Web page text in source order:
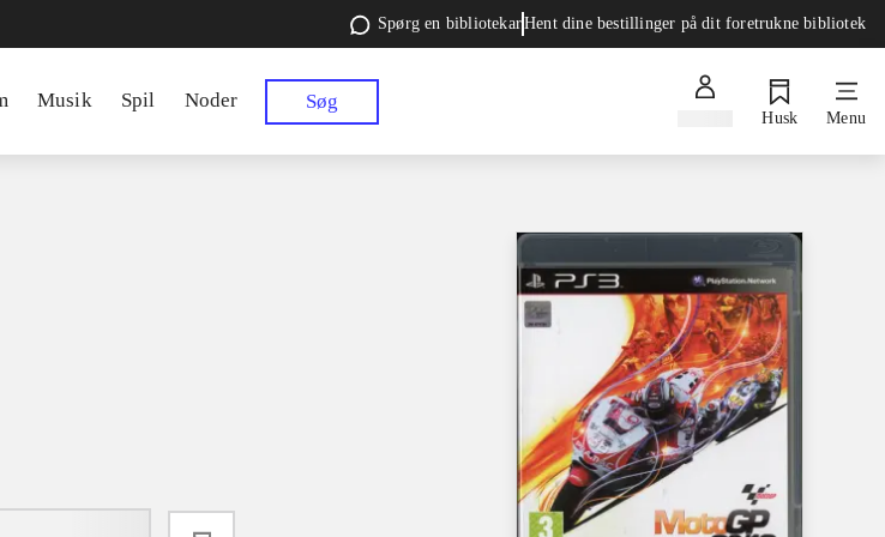
Spørg en bibliotekarHent dine bestillinger på dit foretrukne bibliotek
Musik Spil Noder Søg
Husk Menu